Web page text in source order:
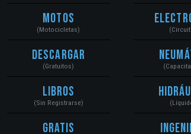
Motos
(Motocicletas)
Descargar
(Gratuitos)
Libros
(Sin Registrarse)
Gratis